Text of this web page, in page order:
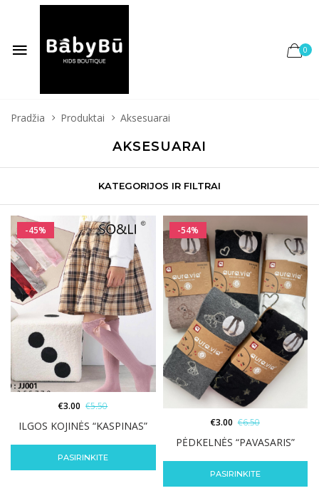
0
Pradžia Produktai Aksesuarai
AKSESUARAI
KATEGORIJOS IR FILTRAI
-45%
ILGOS KOJINĖS “KASPINAS”
€3.00 €5.50
PASIRINKITE
-54%
PĖDKELNĖS “PAVASARIS”
€3.00 €6.50
PASIRINKITE